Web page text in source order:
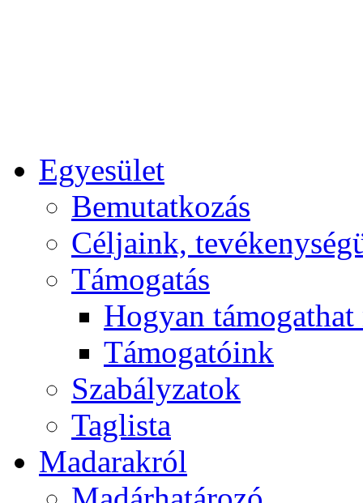
Egyesület
Bemutatkozás
Céljaink,
Támogatás
Hogyan
Támogatóink
Szabályzatok
Taglista
Madarakról